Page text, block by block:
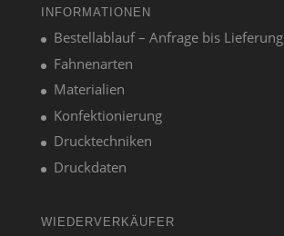
INFORMATIONEN
Bestellablauf – Anfrage bis Lieferung
Fahnenarten
Materialien
Konfektionierung
Drucktechniken
Druckdaten
WIEDERVERKÄUFER